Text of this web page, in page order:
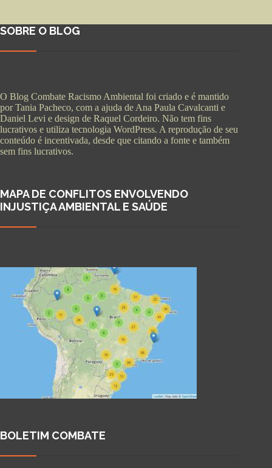
SOBRE O BLOG
O Blog Combate Racismo Ambiental foi criado e é mantido
por Tania Pacheco, com a ajuda de Ana Paula Cavalcanti e
Daniel Levi e design de Raquel Cordeiro. Não tem fins
lucrativos e utiliza tecnologia WordPress. A reprodução de seu
conteúdo é incentivada, desde que citando a fonte e também
sem fins lucrativos.
MAPA DE CONFLITOS ENVOLVENDO
INJUSTIÇA AMBIENTAL E SAÚDE
BOLETIM COMBATE